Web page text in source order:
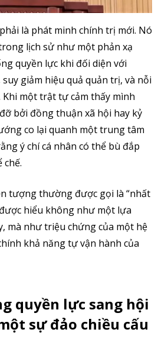
là phát minh chính trị mới. Nó
lịch sử như một phản xạ
quyền lực khi đối diện với
giảm hiệu quả quản trị, và nỗi
một trật tự cảm thấy mình
bởi đồng thuận xã hội hay kỷ
co lại quanh một trung tâm
ý chí cá nhân có thể bù đắp
chế.
tượng thường được gọi là “nhất
hiểu không như một lựa
mà như triệu chứng của một hệ
khả năng tự vận hành của
quyền lực sang hội
sự đảo chiều cấu